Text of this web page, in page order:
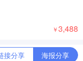
￥3,488
接分享 海报分享